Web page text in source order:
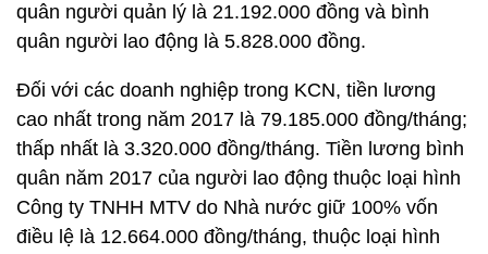
quân người quản lý là 21.192.000 đồng và bình
quân người lao động là 5.828.000 đồng.
Đối với các doanh nghiệp trong KCN, tiền lương
cao nhất trong năm 2017 là 79.185.000 đồng/tháng;
thấp nhất là 3.320.000 đồng/tháng. Tiền lương bình
quân năm 2017 của người lao động thuộc loại hình
Công ty TNHH MTV do Nhà nước giữ 100% vốn
điều lệ là 12.664.000 đồng/tháng, thuộc loại hình